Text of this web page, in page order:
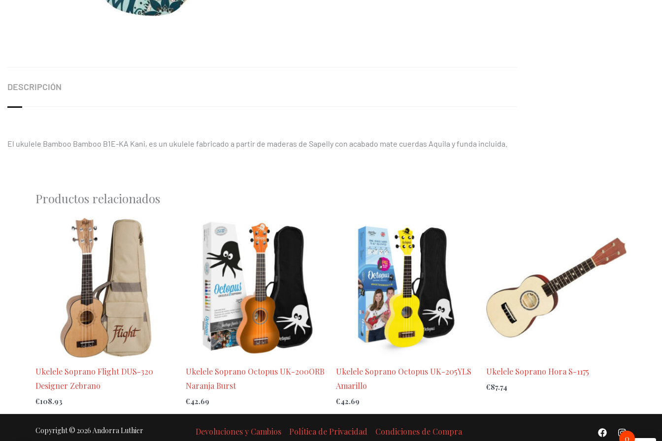
DESCRIPCIÓN
El ukulele Bamboo Bamboo B1E-KA Kani, es un ukulele fabricado a partir de maderas de Sapelly con acabado mate cuerdas Aquila y funda incluida.
Productos relacionados
Ukelele Soprano Flight DUS-320
Designer Zebrano
€108.93
Ukelele Soprano Octopus UK-200ORB
Naranja Burst
€42.69
Ukelele Soprano Octopus UK-205YLS
Amarillo
€42.69
Ukelele Soprano Hora S-1175
€87.74
Copyright © 2026 Andorra Luthier Devoluciones y Cambios Política de Privacidad Condiciones de Compra
0